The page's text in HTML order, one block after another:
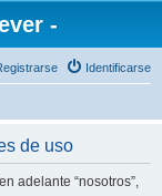
-
Identificarse
de uso
adelante “nosotros”,